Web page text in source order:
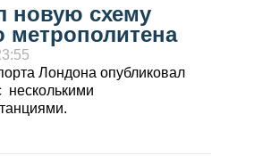
новую схему
метрополитена
Лондона опубликовал
несколькими